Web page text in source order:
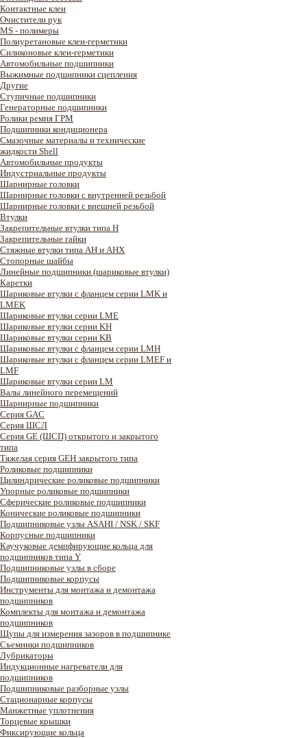
Контактные клеи
Очистители рук
MS - полимеры
Полиуретановые клеи-герметики
Силиконовые клеи-герметики
Автомобильные подшипники
Выжимные подшипники сцепления
Другие
Ступичные подшипники
Генераторные подшипники
Ролики ремня ГРМ
Подшипники кондиционера
Смазочные материалы и технические
жидкости Shell
Автомобильные продукты
Индустриальные продукты
Шарнирные головки
Шарнирные головки с внутренней резьбой
Шарнирные головки с внешней резьбой
Втулки
Закрепительные втулки типа H
Закрепительные гайки
Стяжные втулки типа AH и AHX
Стопорные шайбы
Линейные подшипники (шариковые втулки)
Каретки
Шариковые втулки с фланцем серии LMK и
LMEK
Шариковые втулки серии LME
Шариковые втулки серии KH
Шариковые втулки серии KB
Шариковые втулки с фланцем серии LMH
Шариковые втулки с фланцем серии LMEF и
LMF
Шариковые втулки серии LM
Валы линейного перемещений
Шарнирные подшипники
Серия GAC
Cерия ШСЛ
Серия GE (ШСП) открытого и закрытого
типа
Тяжелая серия GEH закрытого типа
Роликовые подшипники
Цилиндрические роликовые подшипники
Упорные роликовые подшипники
Сферические роликовые подшипники
Конические роликовые подшипники
Подшипниковые узлы ASAHI / NSK / SKF
Корпусные подшипники
Каучуковые демпфирующие кольца для
подшипников типа Y
Подшипниковые узлы в сборе
Подшипниковые корпусы
Инструменты для монтажа и демонтажа
подшипников
Комплекты для монтажа и демонтажа
подшипников
Щупы для измерения зазоров в подшипнике
Съемники подшипников
Лубрикаторы
Индукционные нагреватели для
подшипников
Подшипниковые разборные узлы
Стационарные корпусы
Манжетные уплотнения
Торцевые крышки
Фиксирующие кольца